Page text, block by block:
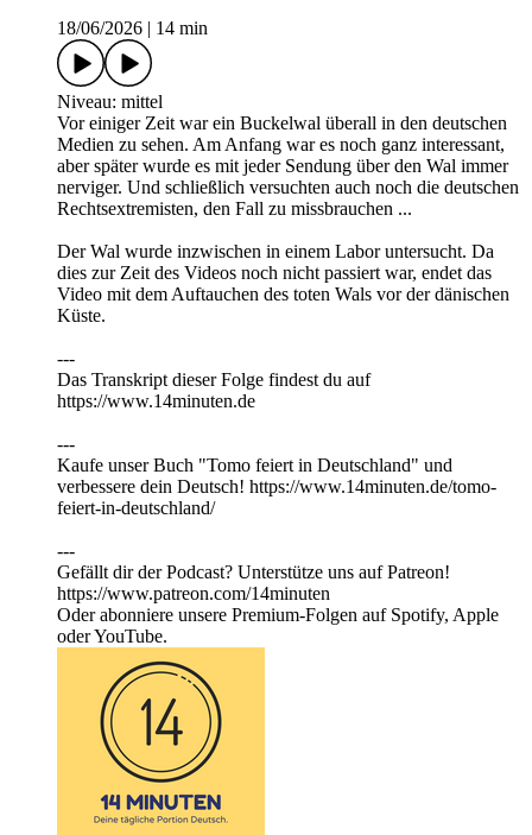
18/06/2026
14 min
Niveau: mittel
Vor einiger Zeit war ein Buckelwal überall in den deutschen
Medien zu sehen. Am Anfang war es noch ganz interessant,
aber später wurde es mit jeder Sendung über den Wal immer
nerviger. Und schließlich versuchten auch noch die deutschen
Rechtsextremisten, den Fall zu missbrauchen ...
Der Wal wurde inzwischen in einem Labor untersucht. Da
dies zur Zeit des Videos noch nicht passiert war, endet das
Video mit dem Auftauchen des toten Wals vor der dänischen
Küste.
---
Das Transkript dieser Folge findest du auf
https://⁠⁠⁠⁠⁠⁠⁠⁠⁠⁠⁠⁠www.14minuten.de
⁠⁠⁠⁠⁠⁠⁠⁠⁠⁠---
Kaufe unser Buch "Tomo feiert in Deutschland" und
verbessere dein Deutsch! https://www.14minuten.de/tomo-
feiert-in-deutschland/
---
Gefällt dir der Podcast? Unterstütze uns auf ⁠⁠⁠⁠⁠⁠⁠⁠⁠⁠⁠⁠Patreon⁠⁠⁠⁠⁠⁠⁠⁠⁠⁠⁠⁠!
https://www.patreon.com/14minuten
Oder abonniere unsere Premium-Folgen auf Spotify, Apple
oder YouTube.